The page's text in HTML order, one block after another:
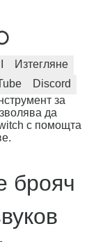
Изтегляне
Discord
за
да
с помощта
брояч